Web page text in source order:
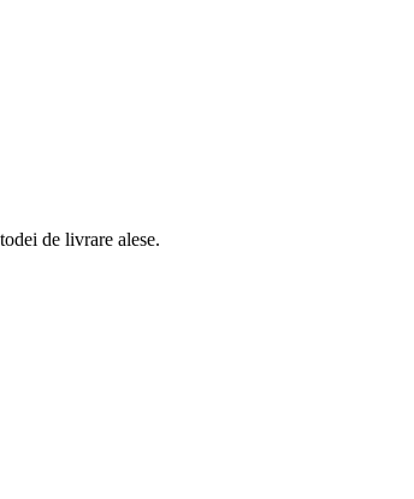
de livrare alese.